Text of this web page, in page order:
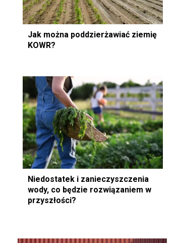
Jak można poddzierżawiać ziemię
KOWR?
Niedostatek i zanieczyszczenia
wody, co będzie rozwiązaniem w
przyszłości?